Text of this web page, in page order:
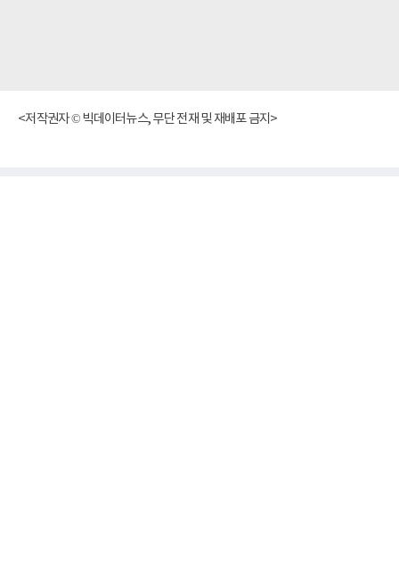
<저작권자 © 빅데이터뉴스, 무단 전재 및 재배포 금지>